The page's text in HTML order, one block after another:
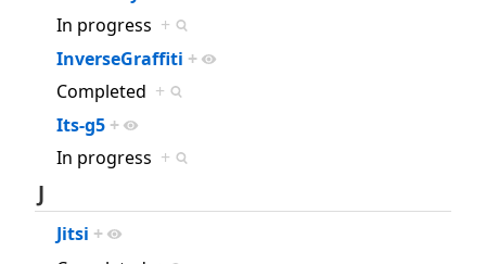
In progress +
InverseGraffiti +
Completed +
Its-g5 +
In progress +
J
Jitsi +